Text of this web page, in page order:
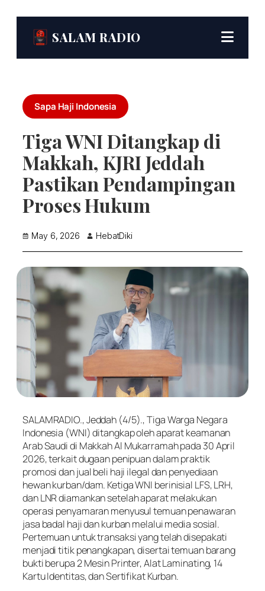
SALAM RADIO
Sapa Haji Indonesia
Tiga WNI Ditangkap di
Makkah, KJRI Jeddah
Pastikan Pendampingan
Proses Hukum
May 6, 2026 HebatDiki
SALAMRADIO., Jeddah (4/5)., Tiga Warga Negara
Indonesia (WNI) ditangkap oleh aparat keamanan
Arab Saudi di Makkah Al Mukarramah pada 30 April
2026, terkait dugaan penipuan dalam praktik
promosi dan jual beli haji ilegal dan penyediaan
hewan kurban/dam. Ketiga WNI berinisial LFS, LRH,
dan LNR diamankan setelah aparat melakukan
operasi penyamaran menyusul temuan penawaran
jasa badal haji dan kurban melalui media sosial.
Pertemuan untuk transaksi yang telah disepakati
menjadi titik penangkapan, disertai temuan barang
bukti berupa 2 Mesin Printer, Alat Laminating, 14
Kartu Identitas, dan Sertifikat Kurban.